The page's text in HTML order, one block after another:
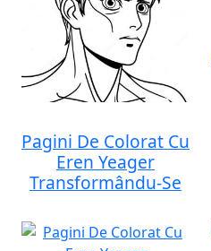
Pagini De Colorat Cu
Eren Yeager
Transformându-Se